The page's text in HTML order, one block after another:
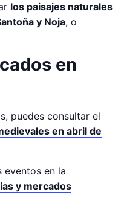
los paisajes naturales
y Noja, o
en
puedes consultar el
en abril de
eventos en la
y mercados